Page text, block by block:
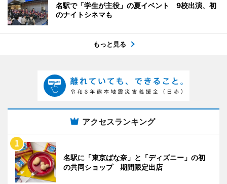
名駅で「学生が主役」の夏イベント 9校出演、初
のナイトシネマも
もっと見る
アクセスランキング
名駅に「東京ばな奈」と「ディズニー」の初
の共同ショップ 期間限定出店